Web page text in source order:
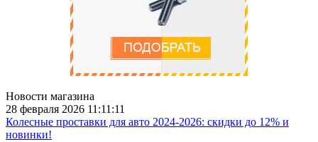
Новости магазина
28 февраля 2026 11:11:11
Колесные проставки для авто 2024-2026: скидки до 12% и
новинки!